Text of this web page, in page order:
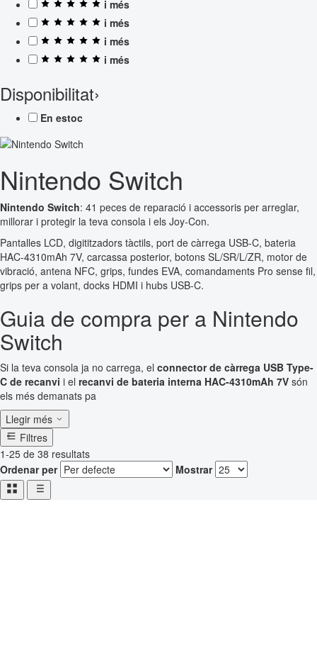
i més
i més
i més
i més
Disponibilitat›
En estoc
Nintendo Switch
Nintendo Switch: 41 peces de reparació i accessoris per arreglar,
millorar i protegir la teva consola i els Joy-Con.
Pantalles LCD, digititzadors tàctils, port de càrrega USB-C, bateria
HAC-4310mAh 7V, carcassa posterior, botons SL/SR/L/ZR, motor de
vibració, antena NFC, grips, fundes EVA, comandaments Pro sense fil,
grips per a volant, docks HDMI i hubs USB-C.
Guia de compra per a Nintendo
Switch
Si la teva consola ja no carrega, el connector de càrrega USB Type-
C de recanvi i el recanvi de bateria interna HAC-4310mAh 7V són
els més demanats pa
Llegir més
Filtres
1-25 de 38 resultats
Ordenar per
Mostrar